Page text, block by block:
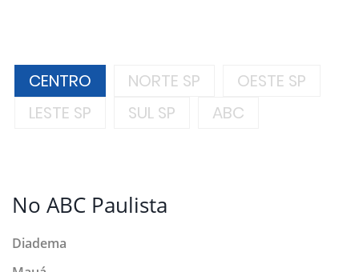
CENTRO NORTE SP
OESTE SP
LESTE SP
SUL SP ABC
No ABC Paulista
Diadema